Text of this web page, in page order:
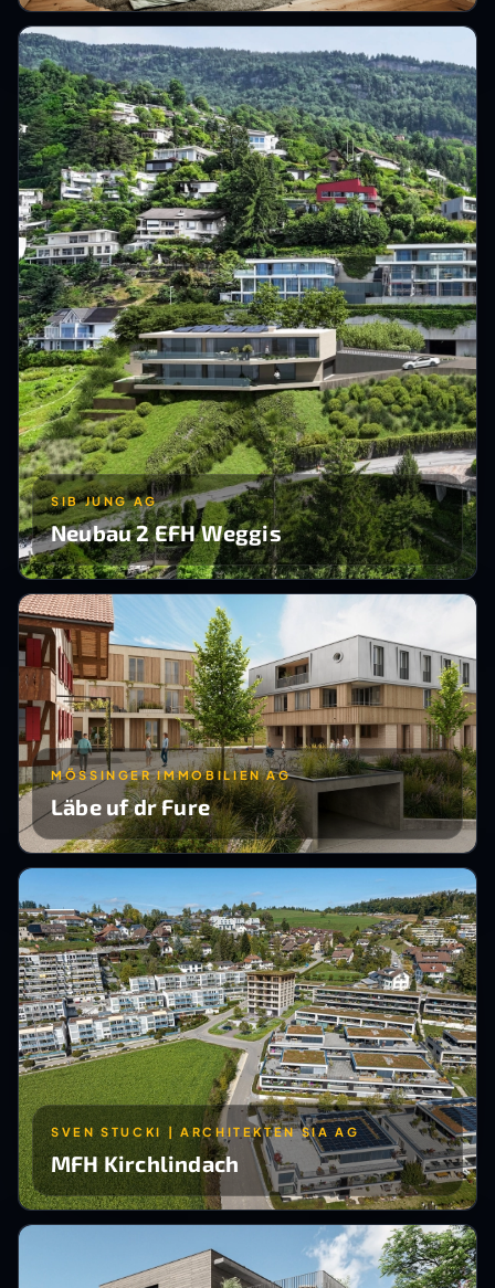
SIB JUNG AG
Neubau 2 EFH Weggis
MÖSSINGER IMMOBILIEN AG
Läbe uf dr Fure
SVEN STUCKI | ARCHITEKTEN SIA AG
MFH Kirchlindach